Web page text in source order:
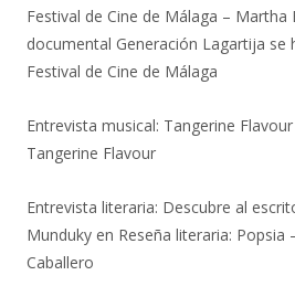
Festival de Cine de Málaga – Martha
documental Generación Lagartija se
Festival de Cine de Málaga
Entrevista musical: Tangerine
Tangerine Flavour
Entrevista literaria: Descubre al
Munduky en Reseña literaria: Popsia
Caballero